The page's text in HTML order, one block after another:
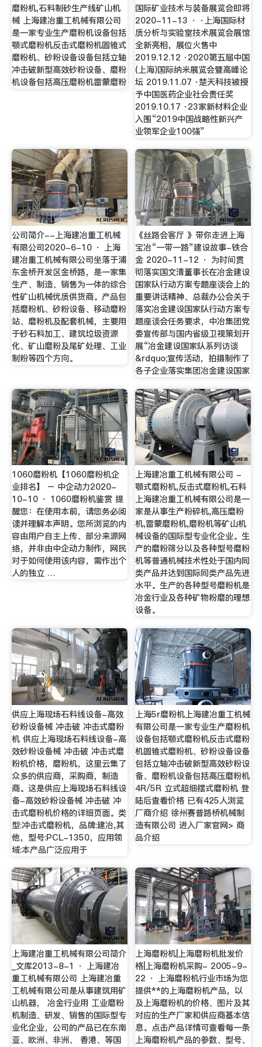
磨粉机,石料制砂生产线矿山机
械 上海建冶重工机械有限公司
是一家专业生产磨粉机设备包括
颚式磨粉机反击式磨粉机圆锥式
磨粉机、砂粉设备设备包括立轴
冲击破新型高效砂粉设备、磨粉
机设备包括高压磨粉机雷蒙磨粉
国际矿业技术与装备展览会即将
2020-11-13 · ·上海国际材
质分析与实验室技术展览会展馆
全新亮相，展位火售中
2019.12.12 ·2020第五届中国
(上海)国际纳米展览会暨高峰论
坛 2019.11.07 ·楚天科技被授
予中国医药企业社会责任奖
2019.10.17 ·23家新材料企业
入围“2019中国战略性新兴产
业领军企业100强”
公司简介--上海建冶重工机械
有限公司2020-6-10 · 上海
建冶重工机械有限公司坐落于浦
东金桥开发区金桥路，是一家集
生产、制造、销售为一体的综合
性矿山机械优质供货商。产品包
括磨粉机、砂粉设备、移动磨粉
站、磨粉机及配套机械，主要用
于砂石料加工、建筑垃圾资源
化、矿山磨粉及尾矿处理、工业
制粉等四个方向。
《丝路会客厅 》带你走进上海
宝冶“一带一路”建设故事-铁合
金 2020-11-12 · 为时间贯
彻落实国文清董事长在冶金建设
国家队行动方案专题座谈会上的
重要讲话精神、总裁办公会关于
落实冶金建设国家队行动方案专
题座谈会任务要求，中冶集团党
委宣传部与国内省级卫视策划开
展“冶金建设国家队系列访谈
&rdquo;宣传活动，拍摄制作了
各子企业落实集团冶金建设国家
1060磨粉机【1060磨粉机企
业排名】 – 中企动力2020-
10-10 · 1060磨粉机鉴赏 提
醒您：在使用本前，请您务必阅
读并理解本声明。您所浏览的内
容由用户自主上传、部分来源网
络，并非由中企动力制作，网民
对于如何使用该内容，需作出个
人的独立 …
上海建冶重工机械有限公司 -
颚式磨粉机,反击式磨粉机,石料
上海建冶重工机械有限公司是一
家是从事生产粉碎机,高压磨粉
机,雷蒙磨粉机,磨粉机等矿山机
械设备的国际型专业化企业。生
产的磨粉筛分以及各种型号磨粉
机等普通机械技术性处于国内同
类产品并达到国际同类产品先进
水平。生产的各种型号磨粉机是
冶金行业及各种矿物粉磨的理想
设备。
供应上海现场石料线设备-高效
砂粉设备械 冲击破 冲击式磨粉
机 供应上海现场石料线设备-高
效砂粉设备械 冲击破 冲击式磨
粉机价格，磨粉机，这里云集了
众多的供应商，采购商，制造
商。这是供应上海现场石料线设
备-高效砂粉设备械 冲击破 冲
击式磨粉机价格的详细页面。类
型:冲击式磨粉机，品牌:建冶,其
他，型号:PCL-1350，应用领
域:本产品广泛应用于
上海5r磨粉机上海建冶重工机械
有限公司是一家专业生产磨粉机
设备包括颚式磨粉机反击式磨粉
机圆锥式磨粉机、砂粉设备设备
包括立轴冲击破新型高效砂粉设
备、磨粉机设备包括高压磨粉机
4R/5R 立式超细摆式磨粉机 登
陆后查看价格 已有425人浏览
厂商介绍 徐州赛普路桥机械制
造有限公司 进入厂家官网> 商
品介绍
上海建冶重工机械有限公司简介
_文库2013-8-1 · 上海建冶
重工机械有限公司 上海建冶重
工机械有限公司是从事建筑用矿
山机器， 冶金行业用 工业磨粉
机制造、研发、销售的国际型专
业化企业，公司的产品已在东南
亚、欧洲、非洲、 香港、等国
上海磨粉机|上海磨粉机批发价
格|上海磨粉机采购- 2005-9-
22 · 上海磨粉机行业市场为您
提供**的上海磨粉机产品，以
及上海磨粉机的价格、图片及其
对应的生产厂家和供应商基本信
息。点击产品详情可查看每一条
上海磨粉机产品的参数、型号、